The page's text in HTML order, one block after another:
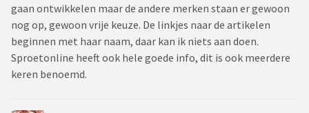
gaan ontwikkelen maar de andere merken staan er gewoon
nog op, gewoon vrije keuze. De linkjes naar de artikelen
beginnen met haar naam, daar kan ik niets aan doen.
Sproetonline heeft ook hele goede info, dit is ook meerdere
keren benoemd.